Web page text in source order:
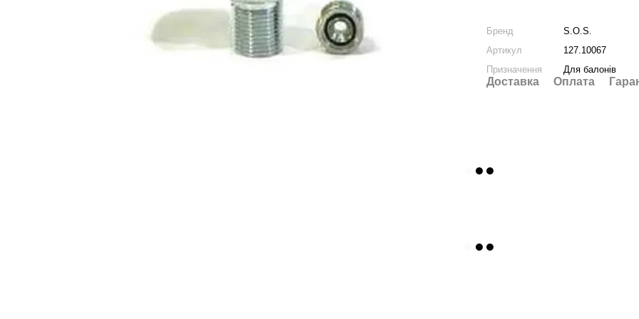
Бренд
S.O.S.
Артикул
127.10067
Призначення
Для балонів
Доставка Оплата